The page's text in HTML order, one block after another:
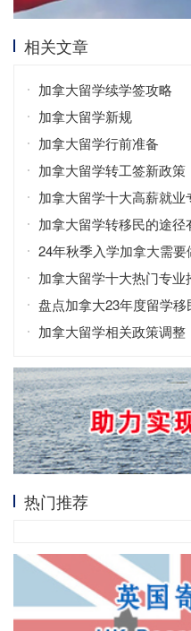
相关文章
加拿大留学续学签攻略
加拿大留学新规
加拿大留学行前准备
加拿大留学转工签新政策
加拿大留学十大高薪就业
加拿大留学转移民的途径
24年秋季入学加拿大需要
加拿大留学十大热门专业
盘点加拿大23年度留学
加拿大留学相关政策调整
热门推荐